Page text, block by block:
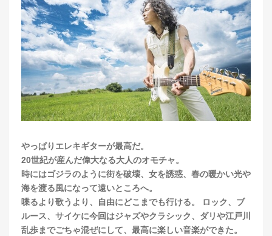
やっぱりエレキギターが最高だ。
20世紀が産んだ偉大なる大人のオモチャ。
時にはゴジラのように街を破壊、女を誘惑、春の暖かい光や
海を渡る風になって遠いところへ。
喋るより歌うより、自由にどこまでも行ける。 ロック、ブ
ルース、サイケに今回はジャズやクラシック、ダリや江戸川
乱歩までごちゃ混ぜにして、最高に楽しい音楽ができた。